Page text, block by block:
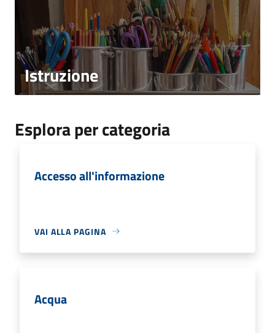
Istruzione
Esplora per categoria
Accesso all'informazione
VAI ALLA PAGINA
Acqua